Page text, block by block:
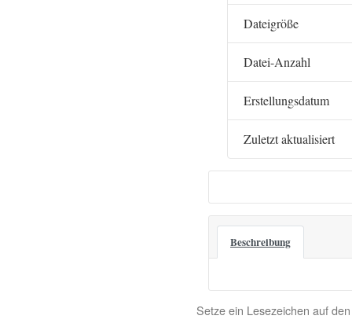
Dateigröße
Datei-Anzahl
Erstellungsdatum
Zuletzt aktualisiert
Beschreibung
Setze ein Lesezeichen auf